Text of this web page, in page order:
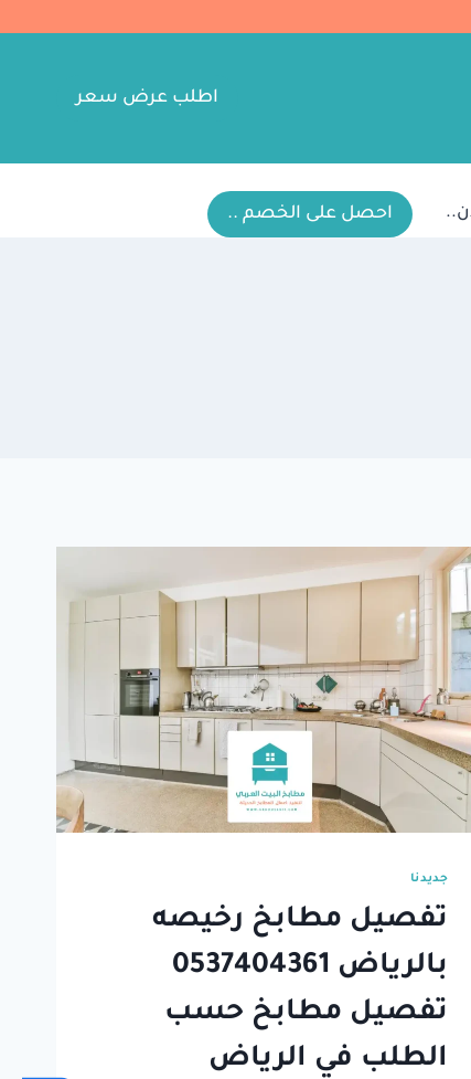
اطلب عرض سعر
احصل على الخصم ..
جديدنا
تفصيل مطابخ رخيصه
تفصيل مطابخ حسب
الطلب في الرياض